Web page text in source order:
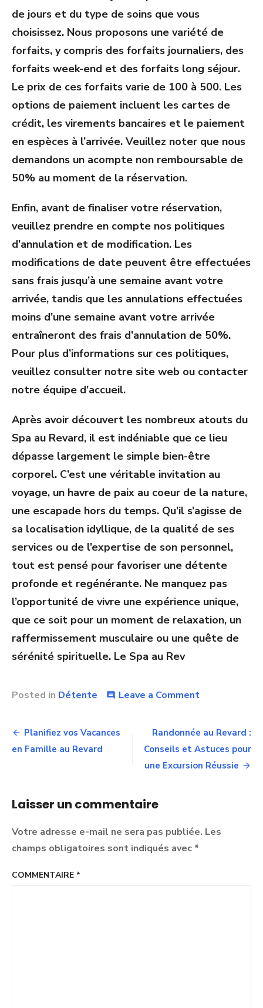
de jours et du type de soins que vous
choisissez. Nous proposons une variété de
forfaits, y compris des forfaits journaliers, des
forfaits week-end et des forfaits long séjour.
Le prix de ces forfaits varie de 100 à 500. Les
options de paiement incluent les cartes de
crédit, les virements bancaires et le paiement
en espèces à l’arrivée. Veuillez noter que nous
demandons un acompte non remboursable de
50% au moment de la réservation.
Enfin, avant de finaliser votre réservation,
veuillez prendre en compte nos politiques
d’annulation et de modification. Les
modifications de date peuvent être effectuées
sans frais jusqu’à une semaine avant votre
arrivée, tandis que les annulations effectuées
moins d’une semaine avant votre arrivée
entraîneront des frais d’annulation de 50%.
Pour plus d’informations sur ces politiques,
veuillez consulter notre site web ou contacter
notre équipe d’accueil.
Après avoir découvert les nombreux atouts du
Spa au Revard, il est indéniable que ce lieu
dépasse largement le simple bien-être
corporel. C’est une véritable invitation au
voyage, un havre de paix au coeur de la nature,
une escapade hors du temps. Qu’il s’agisse de
sa localisation idyllique, de la qualité de ses
services ou de l’expertise de son personnel,
tout est pensé pour favoriser une détente
profonde et regénérante. Ne manquez pas
l’opportunité de vivre une expérience unique,
que ce soit pour un moment de relaxation, un
raffermissement musculaire ou une quête de
sérénité spirituelle. Le Spa au Rev
Posted in Détente comment Leave a Commenton
au
:
Un
Navigation
de
Planifiez vos Vacances
en Famille au Revard
Randonnée au Revard :
Conseils et Astuces pour
une Excursion Réussie
Laisser un commentaire
Votre adresse e-mail ne sera pas publiée. Les
champs obligatoires sont indiqués avec *
COMMENTAIRE *